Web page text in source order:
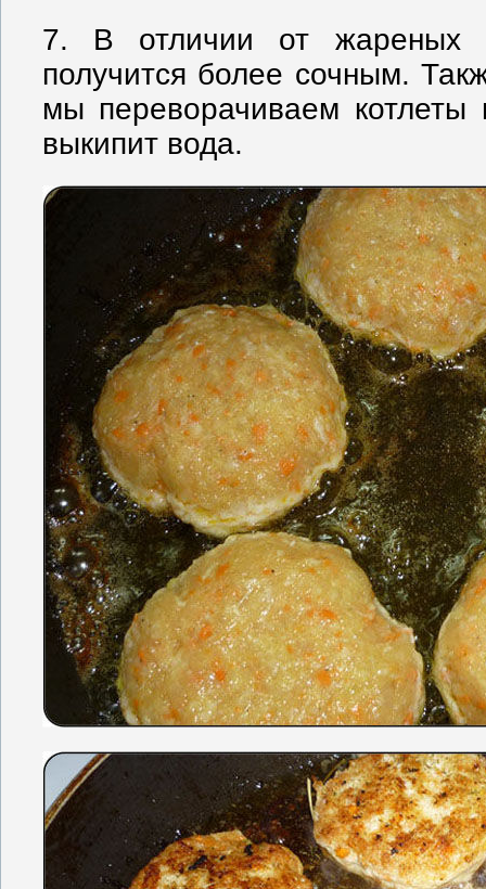
7. В отличии от жареных
получится более сочным.
мы переворачиваем котлеты
выкипит вода.